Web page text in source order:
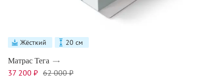
Жёсткий 20 см
Матрас Тега
37 200 ₽ 62 000 ₽